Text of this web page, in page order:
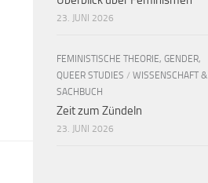
23. JUNI 2026
FEMINISTISCHE THEORIE, GENDER,
QUEER STUDIES / WISSENSCHAFT &
SACHBUCH
Zeit zum Zündeln
23. JUNI 2026